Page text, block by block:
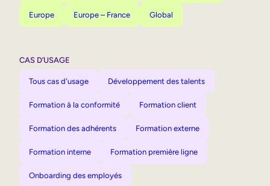
Europe Europe – France Global
CAS D’USAGE
Tous cas d'usage Développement des talents
Formation à la conformité Formation client
Formation des adhérents Formation externe
Formation interne Formation première ligne
Onboarding des employés